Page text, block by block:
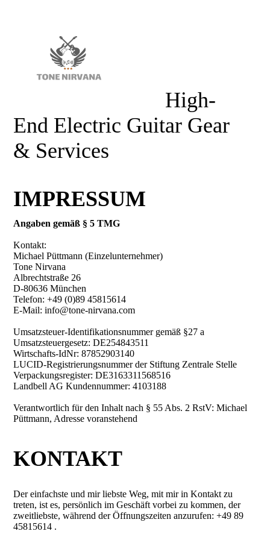
High-
End Electric Guitar Gear
& Services
IMPRESSUM
Angaben gemäß § 5 TMG
Kontakt:
Michael Püttmann (Einzelunternehmer)
Tone Nirvana
Albrechtstraße 26
D-80636 München
Telefon: +49 (0)89 45815614
E-Mail: info@tone-nirvana.com
Umsatzsteuer-Identifikationsnummer gemäß §27 a
Umsatzsteuergesetz: DE254843511
Wirtschafts-IdNr: 87852903140
LUCID-Registrierungsnummer der Stiftung Zentrale Stelle
Verpackungsregister: DE3163311568516
Landbell AG Kundennummer: 4103188
Verantwortlich für den Inhalt nach § 55 Abs. 2 RstV: Michael
Püttmann, Adresse voranstehend
KONTAKT
Der einfachste und mir liebste Weg, mit mir in Kontakt zu
treten, ist es, persönlich im Geschäft vorbei zu kommen, der
zweitliebste, während der Öffnungszeiten anzurufen: +49 89
45815614 .